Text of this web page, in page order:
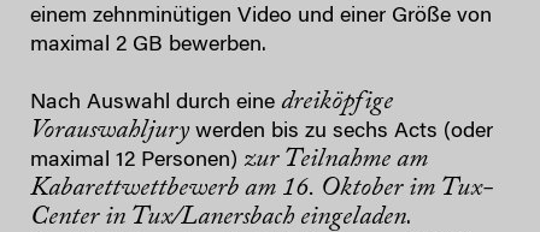
einem zehnminütigen Video und einer Größe von
maximal 2 GB bewerben.
Nach Auswahl durch eine dreiköpfige
Vorauswahljurywerden bis zu sechs Acts (oder
maximal 12 Personen) zur Teilnahme am
Kabarettwettbewerb am 16. Oktober im Tux‐
Center in Tux/Lanersbach eingeladen.